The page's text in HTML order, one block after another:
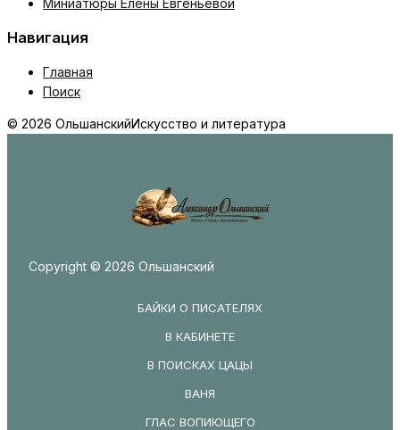
Навигация
Главная
Поиск
© 2026 ОльшанскийИскусство и литература
Copyright © 2026 Ольшанский
БАЙКИ О ПИСАТЕЛЯХ
В КАБИНЕТЕ
В ПОИСКАХ ЦАЦЫ
ВАНЯ
ГЛАС ВОПИЮЩЕГО